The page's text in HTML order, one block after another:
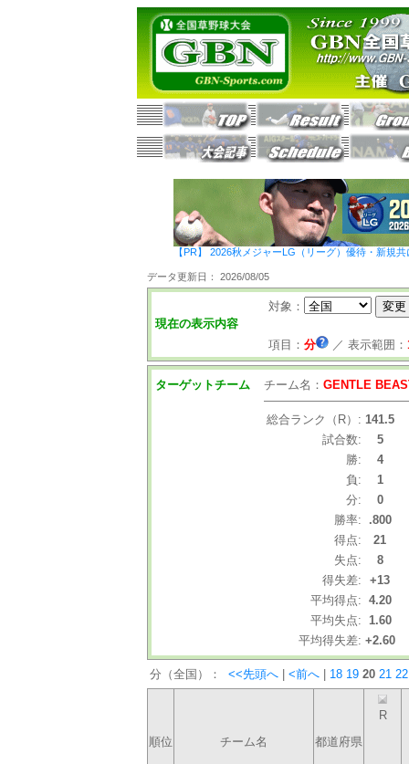
【PR】 2026秋メジャーLG（リーグ）優待・新規
データ更新日： 2026/08/05
現在の表示内容
対象：
項目： 分 ／ 表示範囲：
ターゲットチーム チーム名： GENTLE
総合ランク（R）: 141.5
試合数:
5
勝:
4
負:
1
分:
0
勝率:
.800
得点:
21
失点:
8
得失差:
+13
平均得点: 4.20
平均失点: 1.60
平均得失差: +2.60
分（全国）： <<先頭へ <前へ 18 19 20 21 22
順位 チーム名 都道府県
R